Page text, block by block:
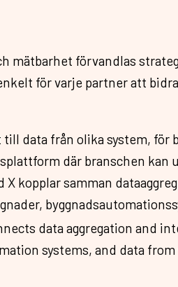
mätbarhet förvandlas
för varje partner att
data från olika system, för
där branschen kan
kopplar samman
data aggregation and
systems, and data from